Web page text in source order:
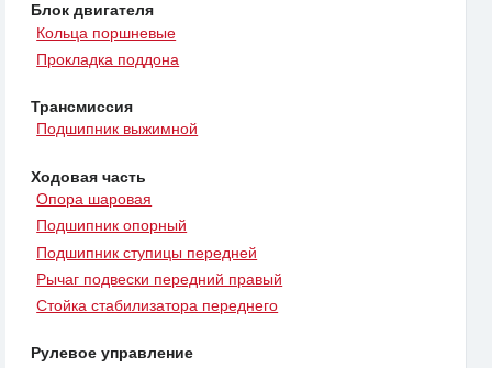
Блок двигателя
Кольца поршневые
Прокладка поддона
Трансмиссия
Подшипник выжимной
Ходовая часть
Опора шаровая
Подшипник опорный
Подшипник ступицы передней
Рычаг подвески передний правый
Стойка стабилизатора переднего
Рулевое управление